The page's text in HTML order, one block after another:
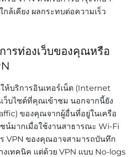
ล้เคียง ผลกระทบต่อความเร็ว
ารท่องเว็บของคุณหรือ
ห้บริการอินเทอร์เน็ต (Internet
ว็บไซต์ที่คุณเข้าชม นอกจากนี้ยัง
ของคุณจากผู้อื่นที่อยู่ในเครือ
น์มากเมื่อใช้งานสาธารณะ Wi-Fi
VPN ของคุณอาจสามารถบันทึก
เทคนิค แต่ด้วย VPN แบบ No-logs